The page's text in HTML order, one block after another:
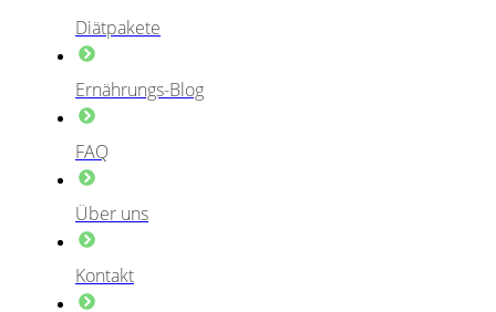
Diätpakete
Ernährungs-Blog
FAQ
Über uns
Kontakt